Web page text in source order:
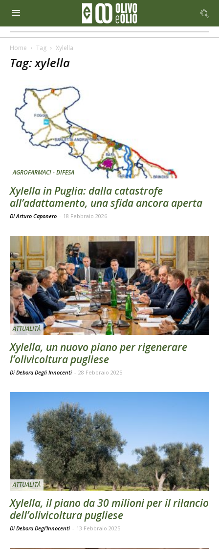
Home Tag Xylella
Tag: xylella
AGROFARMACI - DIFESA
Xylella in Puglia: dalla catastrofe
all’adattamento, una sfida ancora aperta
Di Arturo Caponero - 18 Febbraio 2026
ATTUALITÀ
Xylella, un nuovo piano per rigenerare
l’olivicoltura pugliese
Di Debora Degli Innocenti - 28 Febbraio 2025
ATTUALITÀ
Xylella, il piano da 30 milioni per il rilancio
dell’olivicoltura pugliese
Di Debora Degl’Innocenti - 13 Febbraio 2025